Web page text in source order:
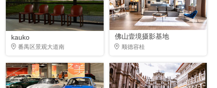
kauko
番禺区景观大道南
佛山壹境摄影基地
顺德容桂